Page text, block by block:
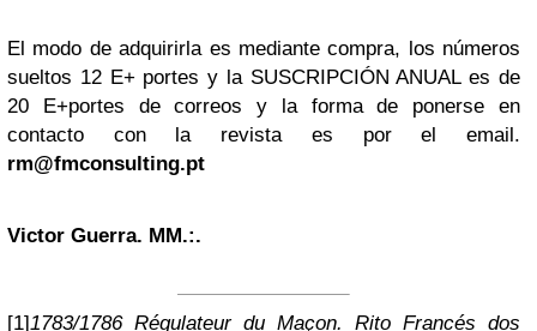
El modo de adquirirla es mediante compra, los números
sueltos 12 E+ portes y la SUSCRIPCIÓN ANUAL es de
20 E+portes de correos y la forma de ponerse en
contacto con la revista es por el email.
rm@fmconsulting.pt
Victor Guerra. MM.:.
[1]1783/1786 Régulateur du Maçon. Rito Francés dos